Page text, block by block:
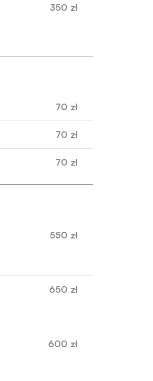
350 zł
70 zł
70 zł
70 zł
550 zł
650 zł
600 zł